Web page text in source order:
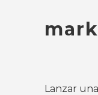
Lanzar